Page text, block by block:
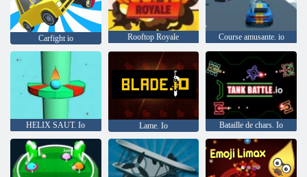
Carfight io Rooftop Royale Course amusante. io
HELIX SAUT. Io Lame. Io Bataille de chars. Io